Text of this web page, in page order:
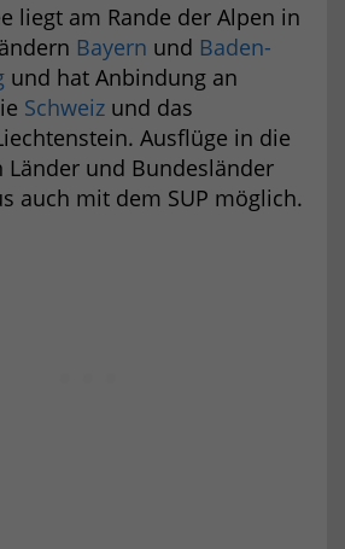
liegt am Rande der Alpen in
Bayern und Baden-
und hat Anbindung an
Schweiz und das
Ausflüge in die
Länder und Bundesländer
auch mit dem SUP möglich.